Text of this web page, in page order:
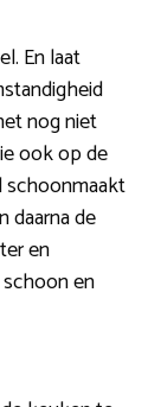
En laat
nog niet
ook op de
schoonmaakt
daarna de
en
en